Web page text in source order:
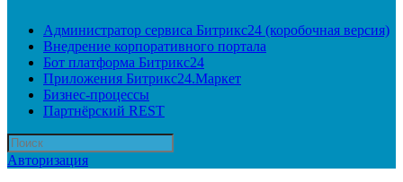
Администратор сервиса Битрикс24 (коробочная версия)
Внедрение корпоративного портала
Бот платформа Битрикс24
Приложения Битрикс24.Маркет
Бизнес-процессы
Партнёрский REST
Авторизация